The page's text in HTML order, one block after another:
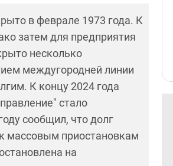
в феврале 1973 года. К
затем для предприятия
несколько
междугородней линии
К концу 2024 года
стало
сообщил, что долг
массовым приостановкам
на